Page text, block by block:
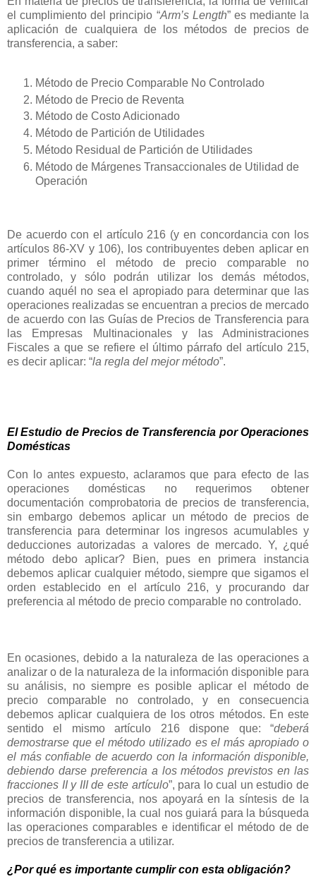
el cumplimiento del principio “Arm’s Length” es mediante la
aplicación de cualquiera de los métodos de precios de
transferencia, a saber:
Método de Precio Comparable No Controlado
Método de Precio de Reventa
Método de Costo Adicionado
Método de Partición de Utilidades
Método Residual de Partición de Utilidades
Método de Márgenes Transaccionales de Utilidad de
Operación
De acuerdo con el artículo 216 (y en concordancia con los
artículos 86-XV y 106), los contribuyentes deben aplicar en
primer término el método de precio comparable no
controlado, y sólo podrán utilizar los demás métodos,
cuando aquél no sea el apropiado para determinar que las
operaciones realizadas se encuentran a precios de mercado
de acuerdo con las Guías de Precios de Transferencia para
las Empresas Multinacionales y las Administraciones
Fiscales a que se refiere el último párrafo del artículo 215,
es decir aplicar: “la regla del mejor método”.
El Estudio de Precios de Transferencia por Operaciones
Domésticas
Con lo antes expuesto, aclaramos que para efecto de las
operaciones domésticas no requerimos obtener
documentación comprobatoria de precios de transferencia,
sin embargo debemos aplicar un método de precios de
transferencia para determinar los ingresos acumulables y
deducciones autorizadas a valores de mercado. Y, ¿qué
método debo aplicar? Bien, pues en primera instancia
debemos aplicar cualquier método, siempre que sigamos el
orden establecido en el artículo 216, y procurando dar
preferencia al método de precio comparable no controlado.
En ocasiones, debido a la naturaleza de las operaciones a
analizar o de la naturaleza de la información disponible para
su análisis, no siempre es posible aplicar el método de
precio comparable no controlado, y en consecuencia
debemos aplicar cualquiera de los otros métodos. En este
sentido el mismo artículo 216 dispone que: “deberá
demostrarse que el método utilizado es el más apropiado o
el más confiable de acuerdo con la información disponible,
debiendo darse preferencia a los métodos previstos en las
fracciones II y III de este artículo”, para lo cual un estudio de
precios de transferencia, nos apoyará en la síntesis de la
información disponible, la cual nos guiará para la búsqueda
las operaciones comparables e identificar el método de de
precios de transferencia a utilizar.
¿Por qué es importante cumplir con esta obligación?